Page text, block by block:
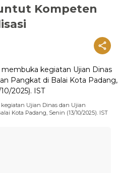
Kompeten
Ujian Dinas dan Ujian
Kota Padang, Senin (13/10/2025). IST